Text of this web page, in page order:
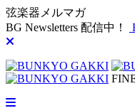
弦楽器メルマガ
BG Newsletters 配信中！